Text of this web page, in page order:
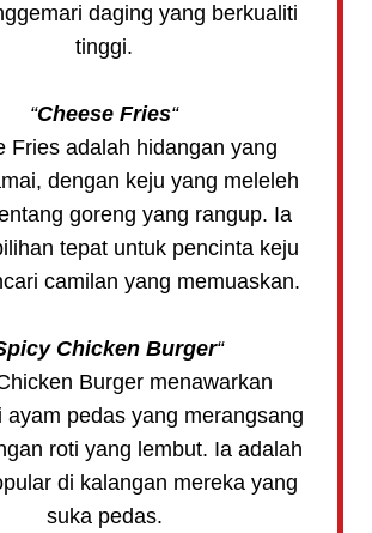
daging yang berkualiti
tinggi.
“Cheese Fries“
Fries adalah hidangan yang
dengan keju yang meleleh
goreng yang rangup. Ia
tepat untuk pencinta keju
camilan yang memuaskan.
Chicken Burger“
Burger menawarkan
ayam pedas yang merangsang
roti yang lembut. Ia adalah
di kalangan mereka yang
suka pedas.